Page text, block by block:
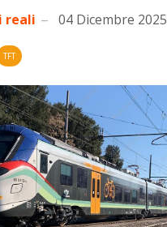
reali 04 Dicembre 2025
TFT